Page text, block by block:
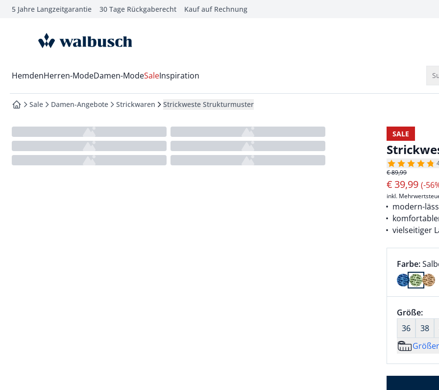
springen
springen
springen
5 Jahre Langzeitgarantie 30 Tage Rückgaberecht Kauf auf Rechnung
zur Startseite
Wechsel in das Menü mit Pfeil-Runter Taste
HemdenHerren-ModeDamen-ModeSaleInspiration
zur Startseite
Sale Damen-Angebote Strickwaren Strickweste Strukturmuster
SALE
€ 89,99
€ 39,99(-
inkl.
modern-
vielseitiger
Farbe:
Farbe
Größe:
36
38